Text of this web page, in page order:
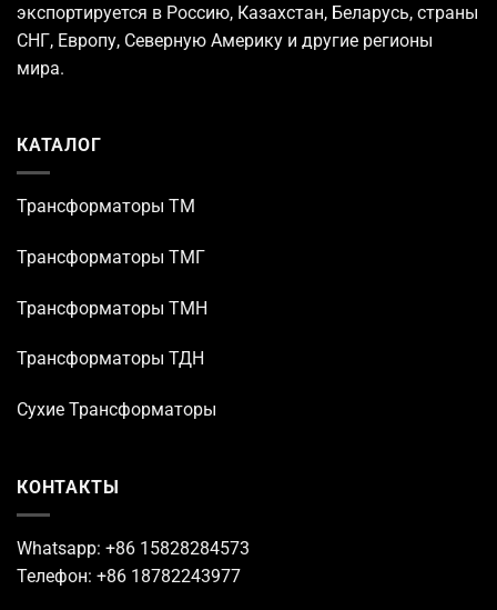
экспортируется в Россию, Казахстан, Беларусь, страны
СНГ, Европу, Северную Америку и другие регионы
мира.
КАТАЛОГ
Трансформаторы TM
Трансформаторы ТМГ
Трансформаторы ТМН
Трансформаторы ТДН
Сухие Трансформаторы
КОНТАКТЫ
Whatsapp: +86 15828284573
Телефон: +86 18782243977